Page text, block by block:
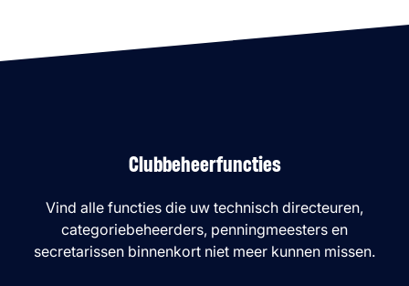
Clubbeheerfuncties
Vind alle functies die uw technisch directeuren,
categoriebeheerders, penningmeesters en
secretarissen binnenkort niet meer kunnen missen.